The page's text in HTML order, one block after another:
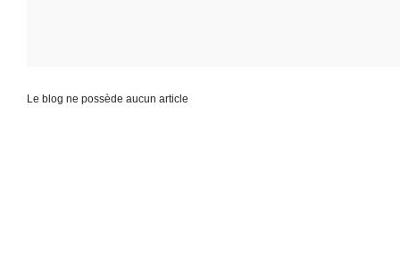
Le blog ne possède aucun article